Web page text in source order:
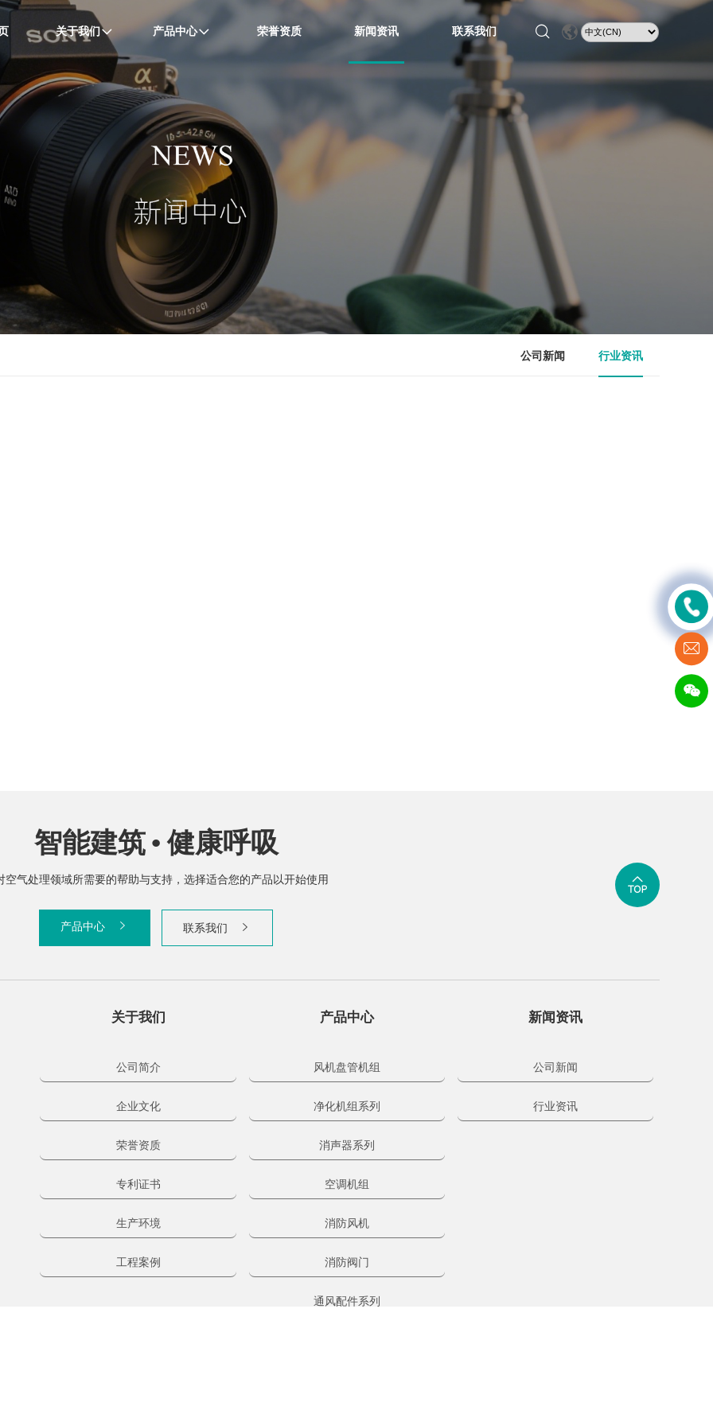
关于我们 产品中心 荣誉资质 新闻资讯 联系我们
公司新闻 行业资讯
智能建筑 • 健康呼吸
空气处理领域所需要的帮助与支持，选择适合您的产品以开始使用
产品中心 联系我们
关于我们
公司简介
企业文化
荣誉资质
专利证书
生产环境
工程案例
产品中心
风机盘管机组
净化机组系列
消声器系列
空调机组
消防风机
消防阀门
通风配件系列
新闻资讯
公司新闻
行业资讯